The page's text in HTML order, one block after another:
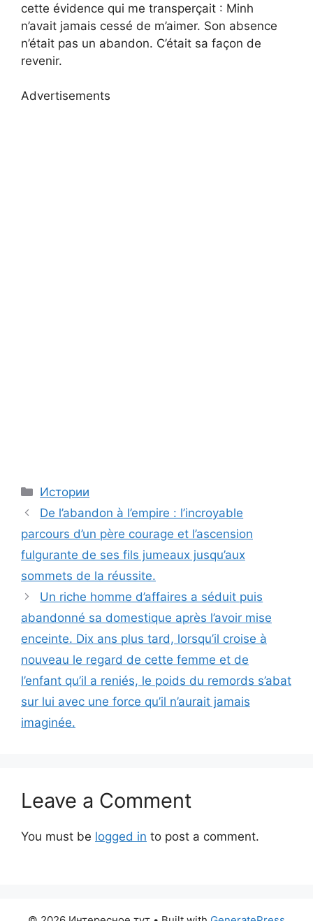
cette évidence qui me transperçait : Minh
n’avait jamais cessé de m’aimer. Son absence
n’était pas un abandon. C’était sa façon de
revenir.
Advertisements
Categories
Истории
De l’abandon à l’empire : l’incroyable
parcours d’un père courage et l’ascension
fulgurante de ses fils jumeaux jusqu’aux
sommets de la réussite.
Un riche homme d’affaires a séduit puis
abandonné sa domestique après l’avoir mise
enceinte. Dix ans plus tard, lorsqu’il croise à
nouveau le regard de cette femme et de
l’enfant qu’il a reniés, le poids du remords s’abat
sur lui avec une force qu’il n’aurait jamais
imaginée.
Leave a Comment
You must be logged in to post a comment.